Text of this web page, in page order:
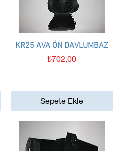
Hızlı Bakış
KR25 AVA ÖN DAVLUMBAZ
Fiyat
₺702,00
Sepete Ekle